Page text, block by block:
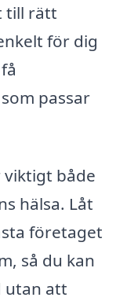
till rätt
för dig
passar
viktigt både
hälsa. Låt
företaget
så du kan
utan att